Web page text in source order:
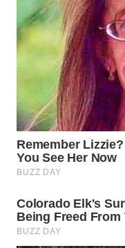
PADANG
LAWAS
WN
SUMEDANG
WN
CIANJUR
WN
KEPULAUAN
WN
TANGERANG